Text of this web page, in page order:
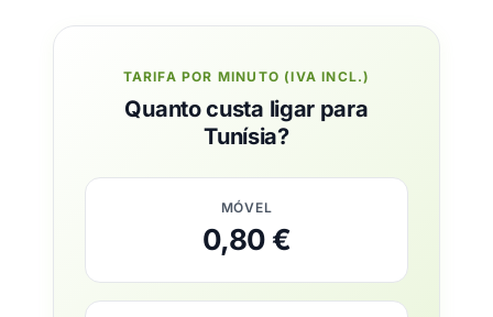
TARIFA POR MINUTO (IVA INCL.)
Quanto custa ligar para
Tunísia?
MÓVEL
0,80 €